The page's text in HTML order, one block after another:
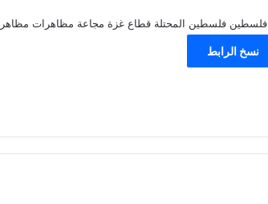
فلسطين فلسطين المحتلة قطاع غزة مجاعة مظاهرات
نسخ الرابط